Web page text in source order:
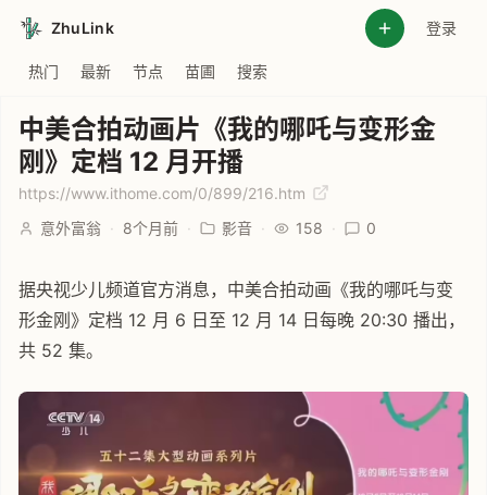
ZhuLink 登录
热门 最新 节点 苗圃 搜索
中美合拍动画片《我的哪吒与变形金
刚》定档 12 月开播
https://www.ithome.com/0/899/216.htm
意外富翁 · 8个月前 · 影音 · 158 · 0
据央视少儿频道官方消息，中美合拍动画《我的哪吒与变
形金刚》定档 12 月 6 日至 12 月 14 日每晚 20:30 播出，
共 52 集。